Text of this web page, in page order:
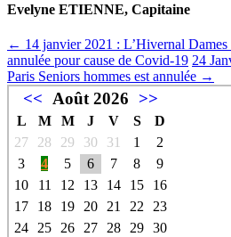
Evelyne ETIENNE, Capitaine
← 14 janvier 2021 : L’Hivernal
annulée pour cause de Covid-19 24
Paris Seniors hommes est annulée →
<< Août 2026 >>
L M M J V S
D
27
28 29 30 31 1
2
3
4 5 6 7 8
9
10
11 12 13 14 15
16
17
18 19 20 21 22
23
24
25 26 27 28 29 30